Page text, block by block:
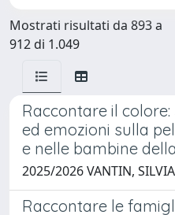
Mostrati risultati da 893 a
912 di 1.049
Raccontare il
ed emozioni sulla
e nelle bambine
2025/2026 VANTIN, SILVIA
Raccontare le